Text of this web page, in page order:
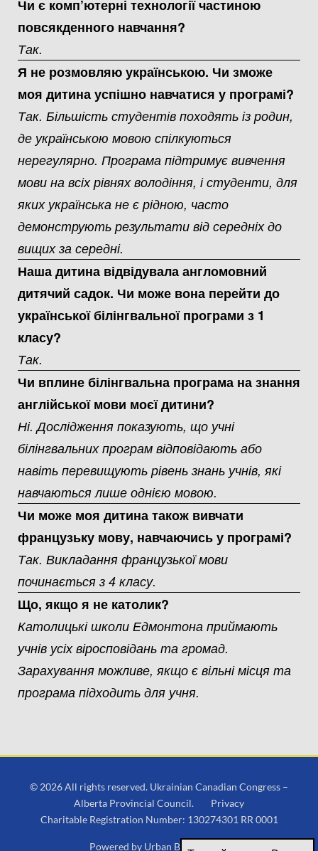
Чи є комп’ютерні технології частиною
повсякденного навчання?
Так.
Я не розмовляю українською. Чи зможе
моя дитина успішно навчатися у програмі?
Так. Більшість студентів походять із родин,
де українською мовою спілкуються
нерегулярно. Програма підтримує вивчення
мови на всіх рівнях володіння, і студенти, для
яких українська не є рідною, часто
демонструють результати від середніх до
вищих за середні.
Наша дитина відвідувала англомовний
дитячий садок. Чи може вона перейти до
української білінгвальної програми з 1
класу?
Так.
Чи вплине білінгвальна програма на знання
англійської мови моєї дитини?
Ні. Дослідження показують, що учні
білінгвальних програм відповідають або
навіть перевищують рівень знань учнів, які
навчаються лише однією мовою.
Чи може моя дитина також вивчати
французьку мову, навчаючись у програмі?
Так. Викладання французької мови
починається з 4 класу.
Що, якщо я не католик?
Католицькі школи Едмонтона приймають
учнів усіх віросповідань та громад.
Зарахування можливе, якщо є вільні місця та
програма підходить для учня.
© 2026 All rights reserved. Ukrainian Canadian Congress –
Alberta Provincial Council. Privacy
Charitable Registration Number: 130274301 RR 0001
Powered by Urban Block Media